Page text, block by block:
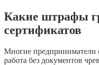
Какие штрафы
сертификатов
Многие предприниматели
работа без документов